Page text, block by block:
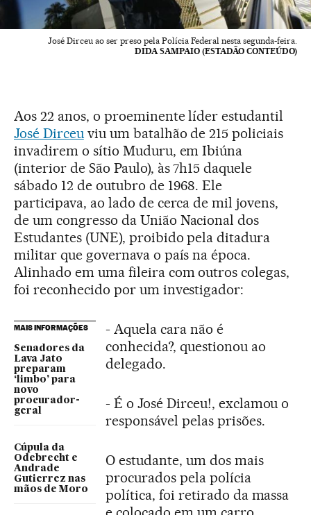
José Dirceu ao ser preso pela Polícia Federal nesta segunda-feira.
DIDA SAMPAIO (ESTADÃO CONTEÚDO)
Aos 22 anos, o proeminente líder estudantil
José Dirceuviu um batalhão de 215 policiais
invadirem o sítio Muduru, em Ibiúna
(interior de São Paulo), às 7h15 daquele
sábado 12 de outubro de 1968. Ele
participava, ao lado de cerca de mil jovens,
de um congresso da União Nacional dos
Estudantes (UNE), proibido pela ditadura
militar que governava o país na época.
Alinhado em uma fileira com outros colegas,
foi reconhecido por um investigador:
MAIS INFORMAÇÕES
Senadores da
Lava Jato
preparam
‘limbo’ para
novo
procurador-
geral
Cúpula da
Odebrecht e
Andrade
Gutierrez nas
mãos de Moro
- Aquela cara não é
conhecida?, questionou ao
delegado.
- É o José Dirceu!, exclamou o
responsável pelas prisões.
O estudante, um dos mais
procurados pela polícia
política, foi retirado da massa